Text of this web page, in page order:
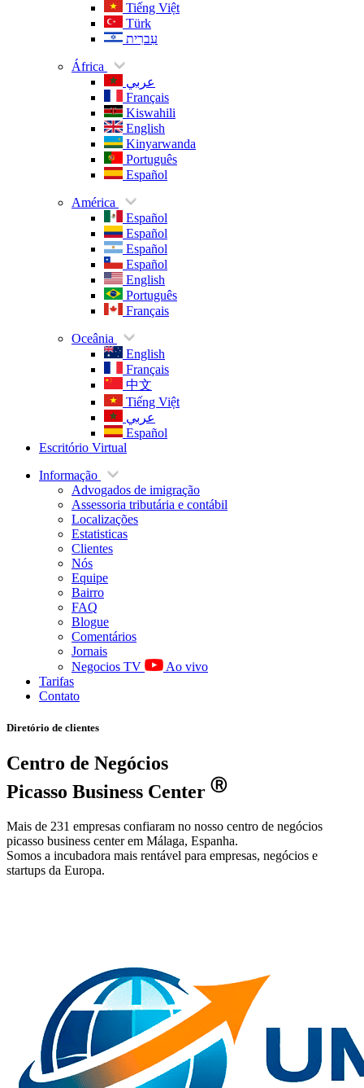
Tiếng Việt
Türk
עִברִית
África
عربي
Français
Kiswahili
English
Kinyarwanda
Português
Español
América
Español
Español
Español
Español
English
Português
Français
Oceânia
English
Français
中文
Tiếng Việt
عربي
Español
Escritório Virtual
Informação
Advogados de imigração
Assessoria tributária e contábil
Localizações
Estatisticas
Clientes
Nós
Equipe
Bairro
FAQ
Blogue
Comentários
Jornais
Negocios TV
Ao vivo
Tarifas
Contato
Diretório de clientes
Centro de Negócios
Picasso Business Center Ⓡ
Mais de 231 empresas confiaram no nosso centro de negócios
picasso business center em Málaga, Espanha.
Somos a incubadora mais rentável para empresas, negócios e
startups da Europa.